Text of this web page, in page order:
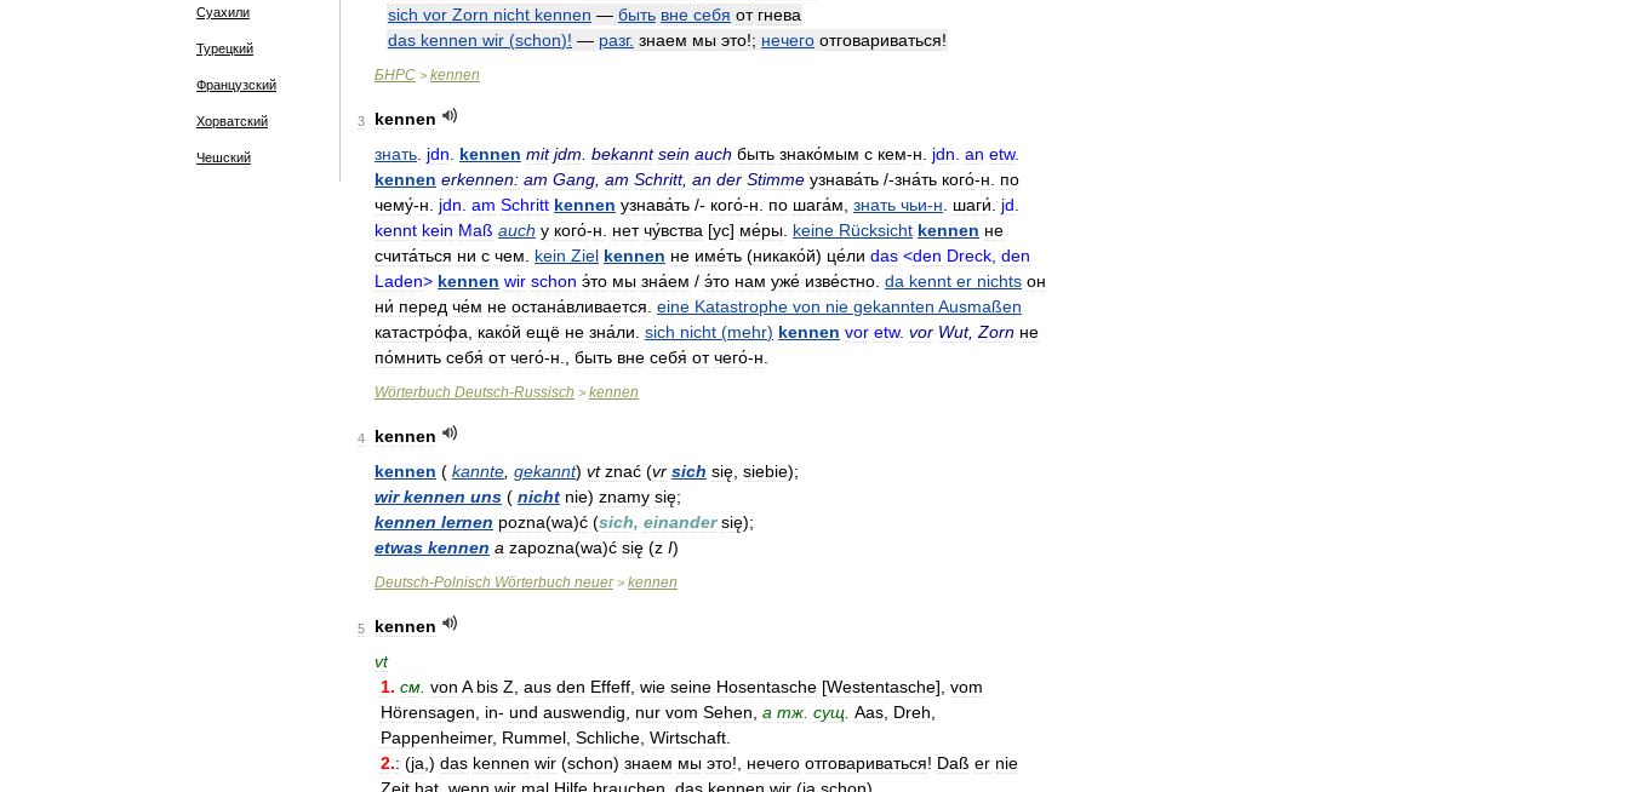
Суахили
Турецкий
Французский
Хорватский
Чешский
sich vor Zorn nicht kennen — быть вне себя от гнева
das kennen wir (schon)! — разг. знаем мы это!; нечего отговариваться!
БНРС > kennen
3
kennen
знать jdn kennen mit jdm bekannt sein auch быть знако́мым с кем-н jdn an etw.
kennen erkennen: am Gang am Schritt, an der Stimme узнава́ть /-зна́ть кого́-н
по
чему́-н jdn am Schritt kennen узнава́ть /- кого́-н по шага́м знать чьи-н шаги́ jd
kennt kein Maß auch у кого́-н нет чу́вства [ус] ме́ры keine Rücksicht kennen не
счита́ться ни с чем kein Ziel kennen не име́ть (никако́й) це́ли das <den Dreck den
Laden> kennen wir schon э́то мы зна́ем / э́то нам уже́ изве́стно da kennt er nichts он
ни́ перед че́м не остана́вливается eine Katastrophe von nie gekannten Ausmaßen
катастро́фа
како́й ещё не зна́ли sich nicht (mehr) kennen vor etw. vor Wut, Zorn не
по́мнить себя́ от чего́-н быть вне себя́ от чего́-н
Wörterbuch Deutsch-Russisch > kennen
4
kennen
kennen ( kannte gekannt) vt znać (vr sich się siebie);
wir kennen uns ( nicht nie) znamy się;
kennen lernen pozna(wa)ć (sich, einander się);
etwas kennen a zapozna(wa)ć się (z I)
Deutsch-Polnisch Wörterbuch neuer> kennen
5
kennen
vt
1. см von A bis Z aus den Effeff wie seine Hosentasche [Westentasche], vom
Hörensagen
in- und auswendig nur vom Sehen а тж сущ Aas Dreh
Pappenheimer, Rummel Schliche Wirtschaft
2.: (ja ,) das kennen wir (schon) знаем мы это!, нечего отговариваться! Daß er nie